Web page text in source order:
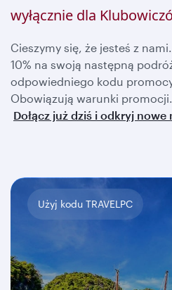
wyłącznie dla
Cieszymy się, że jesteś z
10% na swoją następną
odpowiedniego kodu
Obowiązują warunki
Dołącz już dziś i odkryj
Użyj kodu TRAVELPC